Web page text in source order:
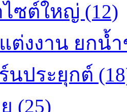
ซต์ใหญ่ (12)
ต่งงาน ยกน้ำ
นประยุกต์
(25)